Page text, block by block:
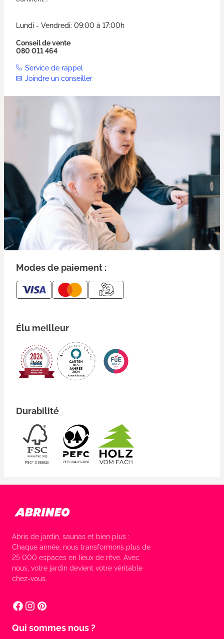
Lundi - Vendredi: 09:00 à 17:00h
Conseil de vente
080 011 464
Service de rappel
Joindre un conseiller
Modes de paiement :
Élu meilleur
Durabilité
Abris de jardin, saunas et bien plus :
Chaque année, nous transformons plus de
25 000 espaces en lieux de rêve. Avec
nous, votre jardin devient votre véritable
chez-vous.
Qui sommes nous ?